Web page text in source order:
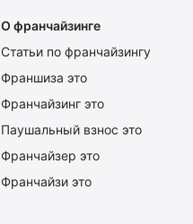
О франчайзинге
Статьи по франчайзингу
Франшиза это
Франчайзинг это
Паушальный взнос это
Франчайзер это
Франчайзи это